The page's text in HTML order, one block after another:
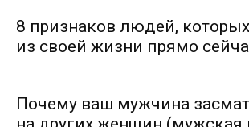
8 признаков людей,
из своей жизни прямо
Почему ваш мужчина